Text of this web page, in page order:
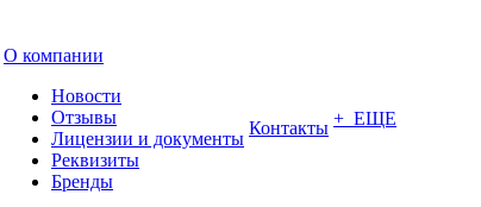
О компании
Новости
Отзывы
Лицензии и документы
Реквизиты
Бренды
Контакты + ЕЩЕ